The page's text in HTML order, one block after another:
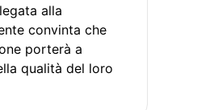
alla
convinta che
porterà a
qualità del loro